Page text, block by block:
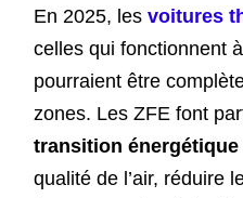
En 2025, les voitures
celles qui fonctionnent
pourraient être
zones. Les ZFE font
transition énergétique
qualité de l’air, réduire